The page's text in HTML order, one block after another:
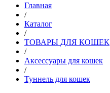
Главная
/
Каталог
/
ТОВАРЫ ДЛЯ КОШЕК
/
Аксессуары для кошек
/
Туннель для кошек